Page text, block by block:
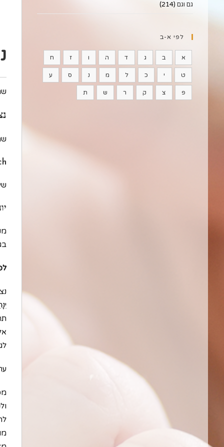
גם וגם (214)
לפי א-ב
א ב ג ד ה ו ז ח
ט י כ ל מ נ ס ע
פ צ ק ר ש ת